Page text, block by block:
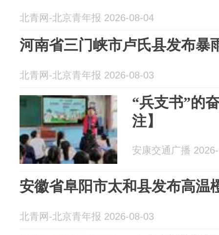
北青网-北京青年报 2026-08-04
河南省三门峡市卢氏县发布暴
北青网-北京青年报 2026-08-03
“兵支书”的
注】
安康交通广播
安徽省阜阳市太和县发布高温
北青网-北京青年报 2026-08-03